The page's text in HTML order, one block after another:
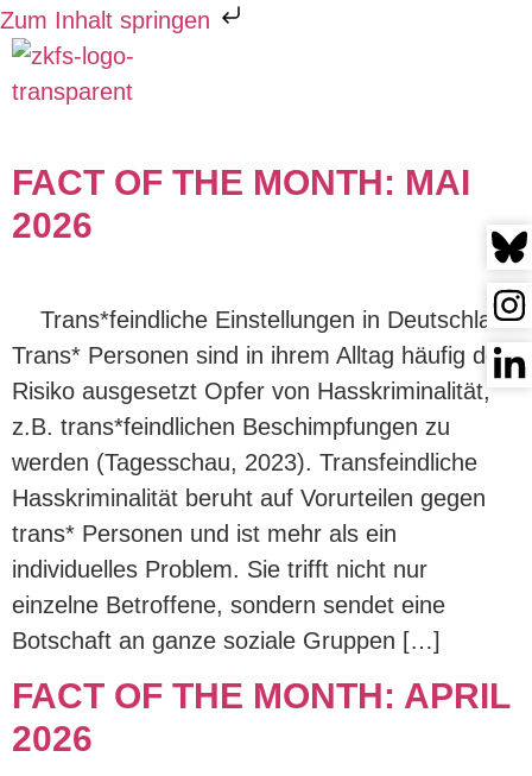
Zum Inhalt springen
KATEGORIE:
THE MONTH
FACT OF THE MONTH: MAI
2026
Trans*feindliche Einstellungen in Deutschland
Trans* Personen sind in ihrem Alltag häufig dem
Risiko ausgesetzt Opfer von Hasskriminalität,
z.B. trans*feindlichen Beschimpfungen zu
werden (Tagesschau, 2023). Transfeindliche
Hasskriminalität beruht auf Vorurteilen gegen
trans* Personen und ist mehr als ein
individuelles Problem. Sie trifft nicht nur
einzelne Betroffene, sondern sendet eine
Botschaft an ganze soziale Gruppen […]
FACT OF THE MONTH: APRIL
2026